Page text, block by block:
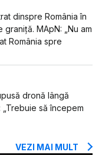
dinspre România în
MApN: „Nu am
România spre
dronă lângă
„Trebuie să începem
VEZI MAI MULT